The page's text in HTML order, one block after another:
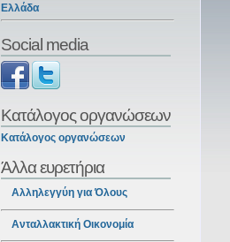
Ελλάδα
Social media
Κατάλογος οργανώσεων
Κατάλογος οργανώσεων
Άλλα ευρετήρια
Αλληλεγγύη για Όλους
Ανταλλακτική Οικονομία